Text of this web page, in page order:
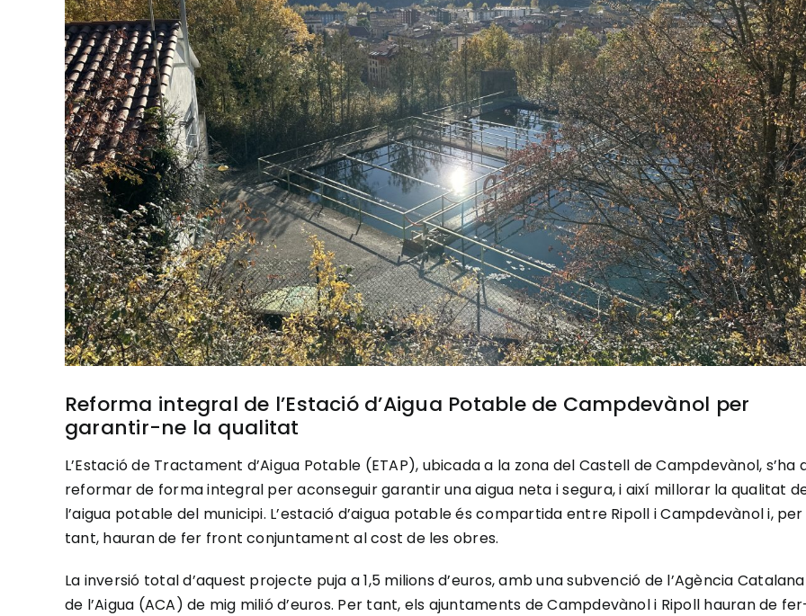
Reforma integral de l’Estació d’Aigua Potable de Campdevànol per
garantir-ne la qualitat
L’Estació de Tractament d’Aigua Potable (ETAP), ubicada a la zona del Castell de Campdevànol, s’ha
reformar de forma integral per aconseguir garantir una aigua neta i segura, i així millorar la qualitat
l’aigua potable del municipi. L’estació d’aigua potable és compartida entre Ripoll i Campdevànol i, per
tant, hauran de fer front conjuntament al cost de les obres.
La inversió total d’aquest projecte puja a 1,5 milions d’euros, amb una subvenció de l’Agència Catalana
de l’Aigua (ACA) de mig milió d’euros. Per tant, els ajuntaments de Campdevànol i Ripoll hauran de